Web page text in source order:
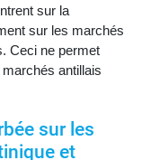
sur la
sur les marchés
Ceci ne permet
antillais
sur les
et